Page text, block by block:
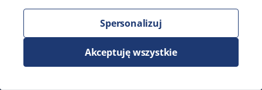
Zapisz się do Newslettera
z nami na bieżąco. Cała Polska pełna
nowych przygód czeka na Ciebie!
Spersonalizuj
Akceptuję wszystkie